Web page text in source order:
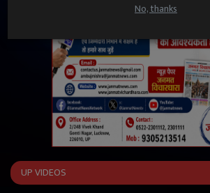
No, thanks
UP VIDEOS